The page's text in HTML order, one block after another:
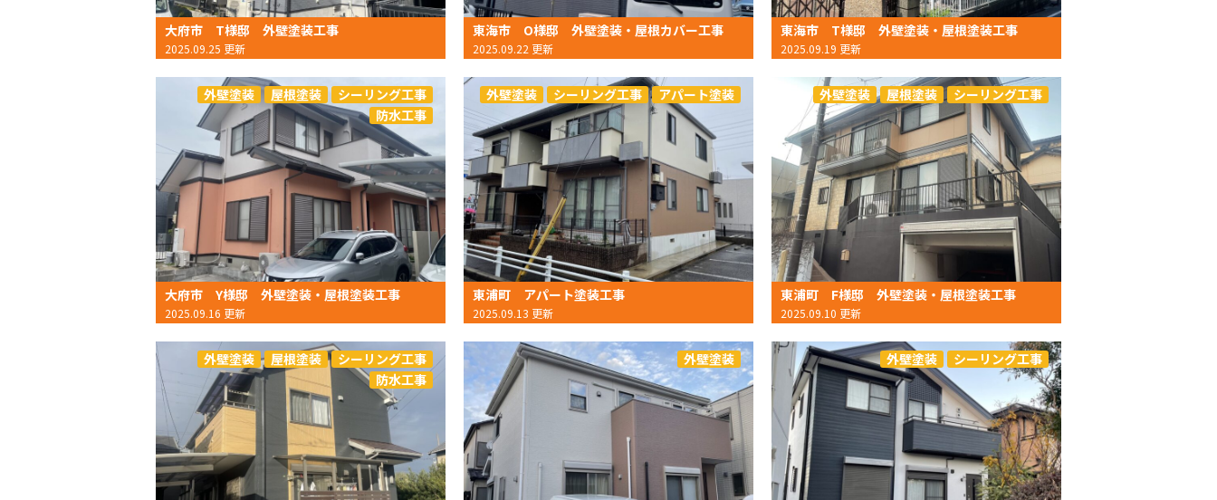
大府市 T様邸 外壁塗装工事
2025.09.25 更新
東海市 O様邸 外壁塗装・屋根カバー工事
2025.09.22 更新
東海市 T様邸 外壁塗装・屋根塗装工事
2025.09.19 更新
大府市 Y様邸 外壁塗装・屋根塗装工事
2025.09.16 更新
外壁塗装 屋根塗装
シーリング工事
防水工事
東浦町 アパート塗装工事
2025.09.13 更新
外壁塗装 シーリング工事 アパート塗装
東浦町 F様邸 外壁塗装・屋根塗装工事
2025.09.10 更新
外壁塗装 屋根塗装 シーリング工事
外壁塗装 屋根塗装
シーリング工事
防水工事
外壁塗装 外壁塗装 シーリング工事